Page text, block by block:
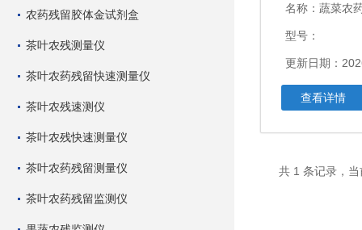
农药残留胶体金试剂盒
茶叶农残测量仪
茶叶农药残留快速测量仪
茶叶农残速测仪
茶叶农残快速测量仪
茶叶农药残留测量仪
茶叶农药残留监测仪
名称： 蔬菜农药
型号：
更新日期：
查看详情
共 1 条记录，